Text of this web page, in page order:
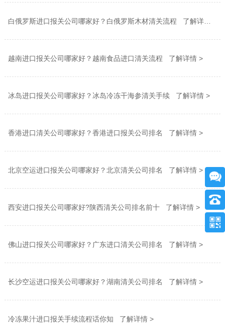
白俄罗斯进口报关公司哪家好？白俄罗斯木材清关流程 了解详情 >
越南进口报关公司哪家好？越南食品进口清关流程 了解详情 >
冰岛进口报关公司哪家好？冰岛冷冻干海参清关手续 了解详情 >
香港进口清关公司哪家好？香港进口报关公司排名 了解详情 >
北京空运进口报关公司哪家好？北京清关公司排名 了解详情 >
西安进口报关公司哪家好?陕西清关公司排名前十 了解详情 >
佛山进口报关公司哪家好？广东进口清关公司排名 了解详情 >
长沙空运进口报关公司哪家好？湖南清关公司排名 了解详情 >
冷冻果汁进口报关手续流程话你知 了解详情 >